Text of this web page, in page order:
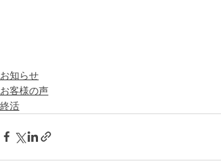
お知らせ
お客様の声
終活